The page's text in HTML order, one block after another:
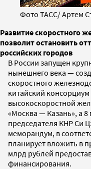
Фото ТАСС/ Артем
Развитие скоростного
позволит остановить
российских городов
В России запущен
нынешнего века —
скоростного
китайский
высокоскоростной
«Москва — Казань», а 8
председателя КНР Си
меморандум, в
планирует вложить в
млрд рублей
финансирования.